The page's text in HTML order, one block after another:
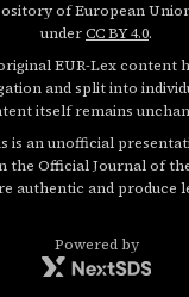
of European
underCC BY 4.0.
EUR-Lex content
and split into
itself remains
is an unofficial
the Official Journal of
authentic and produce
Powered by